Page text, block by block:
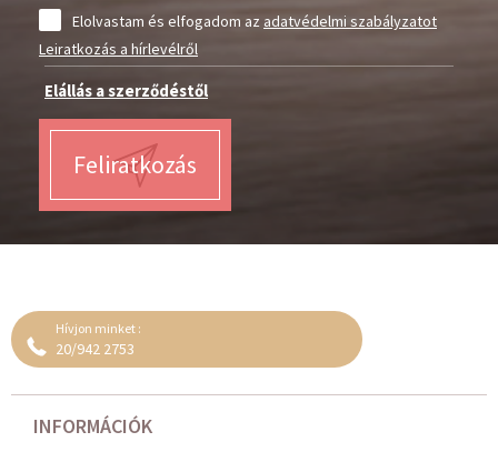
Elolvastam és elfogadom azadatvédelmi szabályzatot
Leiratkozás a hírlevélről
Elállás a szerződéstől
Feliratkozás
Hívjon minket :
20/942 2753
INFORMÁCIÓK